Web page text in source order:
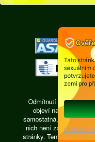
Odmítnutí
objeví na videochatu
samostatná, pracuje ze
nich není
stránky. Tento web je
Tato
sexuálním
zemi pro
Opustit